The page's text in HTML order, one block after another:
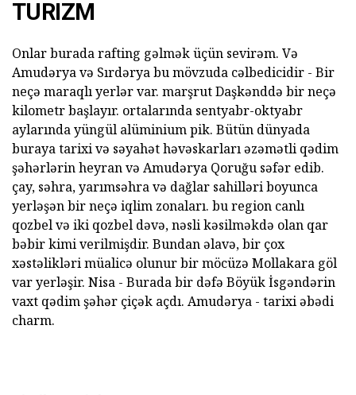
TURIZM
Onlar burada rafting gəlmək üçün sevirəm. Və
Amudərya və Sırdərya bu mövzuda cəlbedicidir - Bir
neçə maraqlı yerlər var. marşrut Daşkənddə bir neçə
kilometr başlayır. ortalarında sentyabr-oktyabr
aylarında yüngül alüminium pik. Bütün dünyada
buraya tarixi və səyahət həvəskarları əzəmətli qədim
şəhərlərin heyran və Amudərya Qoruğu səfər edib.
çay, səhra, yarımsəhra və dağlar sahilləri boyunca
yerləşən bir neçə iqlim zonaları. bu region canlı
qozbel və iki qozbel dəvə, nəsli kəsilməkdə olan qar
bəbir kimi verilmişdir. Bundan əlavə, bir çox
xəstəlikləri müalicə olunur bir möcüzə Mollakara göl
var yerləşir. Nisa - Burada bir dəfə Böyük İsgəndərin
vaxt qədim şəhər çiçək açdı. Amudərya - tarixi əbədi
charm.